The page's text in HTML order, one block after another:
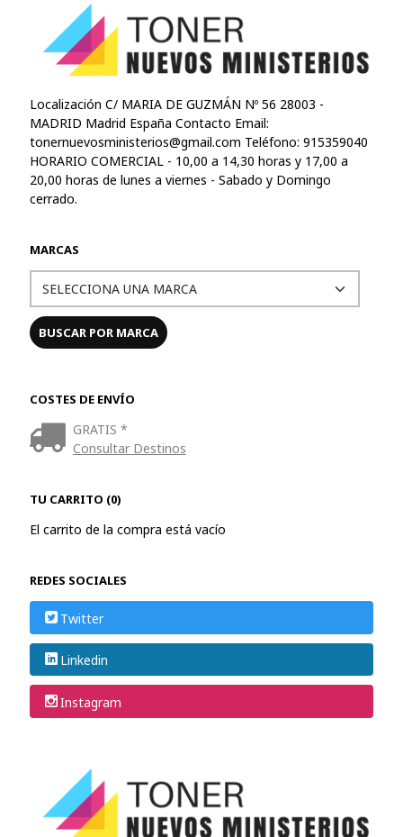
Localización C/ MARIA DE GUZMÁN Nº 56 28003 -
MADRID Madrid España Contacto Email:
tonernuevosministerios@gmail.com Teléfono: 915359040
HORARIO COMERCIAL - 10,00 a 14,30 horas y 17,00 a
20,00 horas de lunes a viernes - Sabado y Domingo
cerrado.
MARCAS
COSTES DE ENVÍO
GRATIS *
Consultar Destinos
TU CARRITO (0)
El carrito de la compra está vacío
REDES SOCIALES
Twitter
Linkedin
Instagram